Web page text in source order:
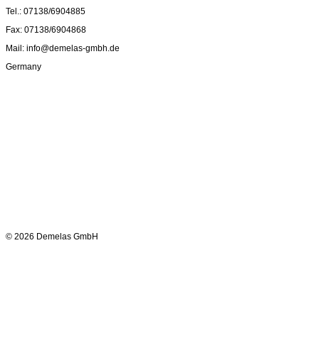
Tel.: 07138/6904885
Fax: 07138/6904868
Mail: info@demelas-gmbh.de
Germany
© 2026 Demelas GmbH